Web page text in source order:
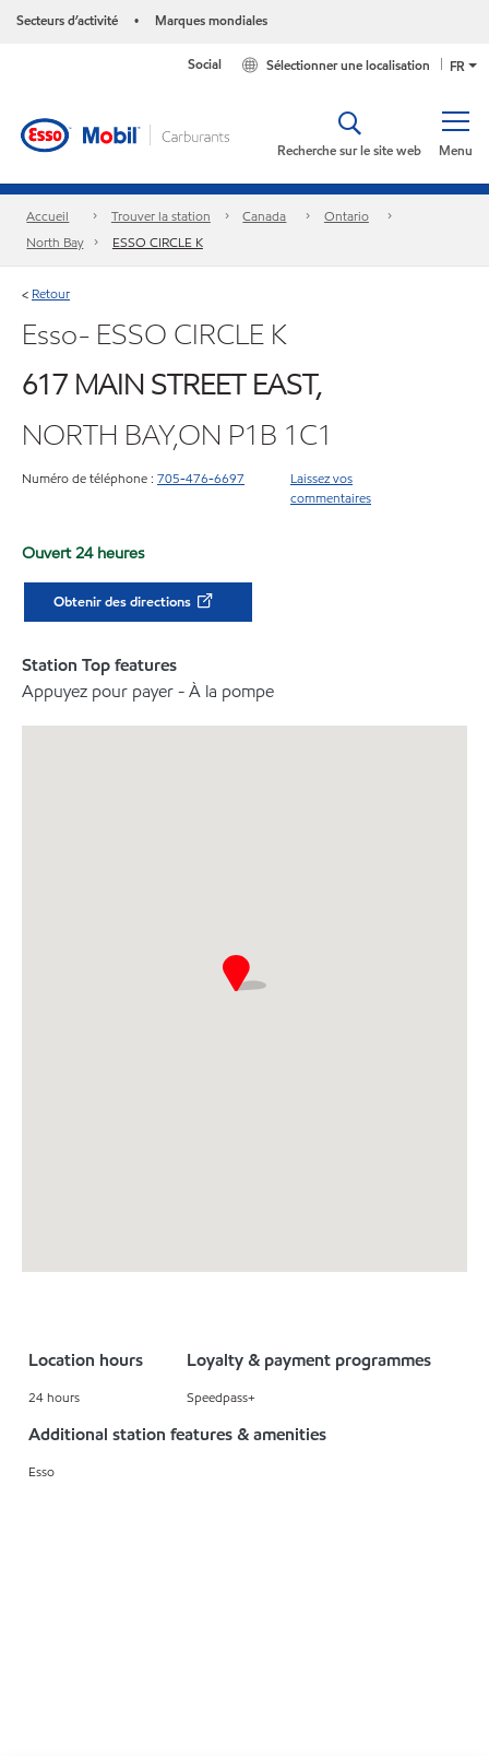
Secteurs d’activité • Marques mondiales
FR
Sélectionner une localisation
Social
Menu
Recherche sur le site web
Accueil Trouver la station Canada
Ontario
North Bay
ESSO CIRCLE K
< Retour
Esso- ESSO CIRCLE K
617 MAIN STREET EAST,
NORTH BAY,ON P1B 1C1
Numéro de téléphone : 705-476-6697
Laissez vos
commentaires
Ouvert 24 heures
Obtenir des directions
Station Top features
Appuyez pour payer - À la pompe
Location hours
24 hours
Loyalty & payment programmes
Speedpass+
Additional station features & amenities
Esso